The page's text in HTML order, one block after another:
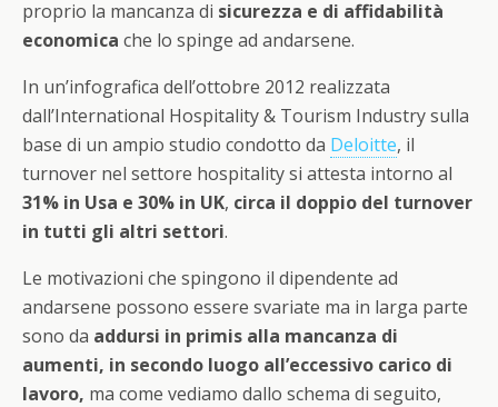
proprio la mancanza di sicurezza e di affidabilità
economica che lo spinge ad andarsene.
In un’infografica dell’ottobre 2012 realizzata
dall’International Hospitality & Tourism Industry sulla
base di un ampio studio condotto da Deloitte, il
turnover nel settore hospitality si attesta intorno al
31% in Usa e 30% in UK, circa il doppio del turnover
in tutti gli altri settori.
Le motivazioni che spingono il dipendente ad
andarsene possono essere svariate ma in larga parte
sono da addursi in primis alla mancanza di
aumenti, in secondo luogo all’eccessivo carico di
lavoro, ma come vediamo dallo schema di seguito,